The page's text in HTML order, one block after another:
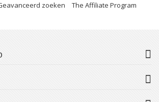
zoeken The Affiliate Program